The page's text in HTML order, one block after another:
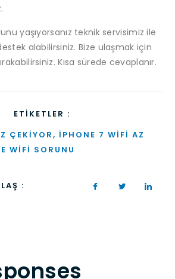
yaşıyorsanız teknik servisimiz ile
alabilirsiniz. Bize ulaşmak için
Kısa sürede cevaplanır.
ETIKETLER :
ÇEKIYOR, IPHONE 7 WIFI AZ
WIFI SORUNU
: